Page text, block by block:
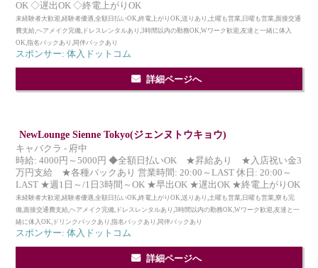
OK ◇遅出OK ◇終電上がりOK
未経験者大歓迎,経験者優遇,全額日払いOK,終電上がりOK,送りあり,土曜も営業,日曜も営業,面接交通
費支給,ヘアメイク完備,ドレスレンタルあり,3時間以内の勤務OK,Wワーク歓迎,友達と一緒に体入
OK,指名バックあり,同伴バックあり
スポンサー: 体入ドットコム
詳細ページへ
NewLounge Sienne Tokyo(ジェンヌトウキョウ)
キャバクラ - 府中
時給: 4000円～5000円 ◆全額日払いOK ★昇給あり ★入店祝い金3
万円支給 ★各種バックあり 営業時間: 20:00～LAST 休日: 20:00～
LAST ★週1日～/1日3時間～OK ★早出OK ★遅出OK ★終電上がりOK
未経験者大歓迎,経験者優遇,全額日払いOK,終電上がりOK,送りあり,土曜も営業,日曜も営業,寮も完
備,面接交通費支給,ヘアメイク完備,ドレスレンタルあり,3時間以内の勤務OK,Wワーク歓迎,友達と一
緒に体入OK,ドリンクバックあり,指名バックあり,同伴バックあり
スポンサー: 体入ドットコム
詳細ページへ